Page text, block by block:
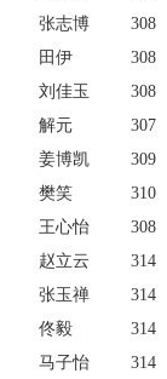
张志博 308
田伊 308
刘佳玉 308
解元 307
姜博凯 309
樊笑 310
王心怡 308
赵立云 314
张玉禅 314
佟毅 314
马子怡 314